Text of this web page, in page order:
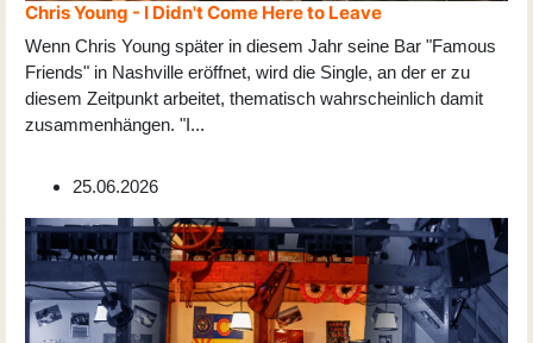
Chris Young - I Didn't Come Here to Leave
Wenn Chris Young später in diesem Jahr seine Bar "Famous
Friends" in Nashville eröffnet, wird die Single, an der er zu
diesem Zeitpunkt arbeitet, thematisch wahrscheinlich damit
zusammenhängen. "I...
25.06.2026